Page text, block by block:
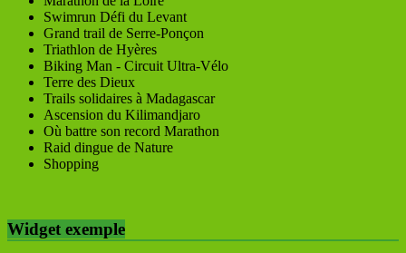
Swimrun Défi du Levant
Grand trail de Serre-Ponçon
Triathlon de Hyères
Biking Man - Circuit Ultra-Vélo
Terre des Dieux
Trails solidaires à Madagascar
Ascension du Kilimandjaro
Où battre son record Marathon
Raid dingue de Nature
Shopping
Widget exemple